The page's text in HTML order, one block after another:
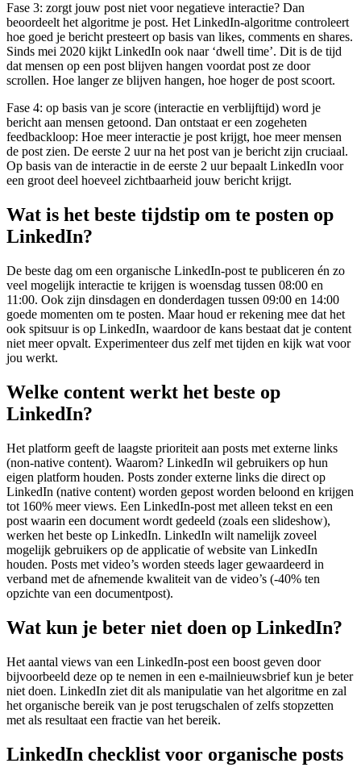
Fase 3: zorgt jouw post niet voor negatieve interactie? Dan
beoordeelt het algoritme je post. Het LinkedIn-algoritme controleert
hoe goed je bericht presteert op basis van likes, comments en shares.
Sinds mei 2020 kijkt LinkedIn ook naar ‘dwell time’. Dit is de tijd
dat mensen op een post blijven hangen voordat post ze door
scrollen. Hoe langer ze blijven hangen, hoe hoger de post scoort.
Fase 4: op basis van je score (interactie en verblijftijd) word je
bericht aan mensen getoond. Dan ontstaat er een zogeheten
feedbackloop: Hoe meer interactie je post krijgt, hoe meer mensen
de post zien. De eerste 2 uur na het post van je bericht zijn cruciaal.
Op basis van de interactie in de eerste 2 uur bepaalt LinkedIn voor
een groot deel hoeveel zichtbaarheid jouw bericht krijgt.
Wat is het beste tijdstip om te posten op
LinkedIn?
De beste dag om een organische LinkedIn-post te publiceren én zo
veel mogelijk interactie te krijgen is woensdag tussen 08:00 en
11:00. Ook zijn dinsdagen en donderdagen tussen 09:00 en 14:00
goede momenten om te posten. Maar houd er rekening mee dat het
ook spitsuur is op LinkedIn, waardoor de kans bestaat dat je content
niet meer opvalt. Experimenteer dus zelf met tijden en kijk wat voor
jou werkt.
Welke content werkt het beste op
LinkedIn?
Het platform geeft de laagste prioriteit aan posts met externe links
(non-native content). Waarom? LinkedIn wil gebruikers op hun
eigen platform houden. Posts zonder externe links die direct op
LinkedIn (native content) worden gepost worden beloond en krijgen
tot 160% meer views. Een LinkedIn-post met alleen tekst en een
post waarin een document wordt gedeeld (zoals een slideshow),
werken het beste op LinkedIn. LinkedIn wilt namelijk zoveel
mogelijk gebruikers op de applicatie of website van LinkedIn
houden. Posts met video’s worden steeds lager gewaardeerd in
verband met de afnemende kwaliteit van de video’s (-40% ten
opzichte van een documentpost).
Wat kun je beter niet doen op LinkedIn?
Het aantal views van een LinkedIn-post een boost geven door
bijvoorbeeld deze op te nemen in een e-mailnieuwsbrief kun je beter
niet doen. LinkedIn ziet dit als manipulatie van het algoritme en zal
het organische bereik van je post terugschalen of zelfs stopzetten
met als resultaat een fractie van het bereik.
LinkedIn checklist voor organische posts